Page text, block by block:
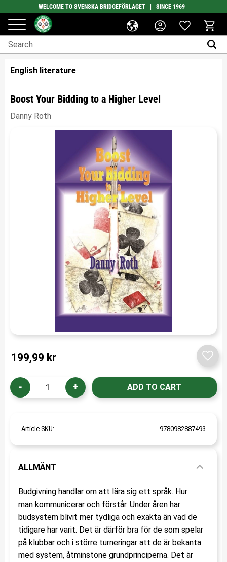
Menu
WELCOME TO SVENSKA BRIDGEFÖRLAGET | SINCE 1969
Favorites
Basket
English literature
Boost Your Bidding to a Higher Level
Danny Roth
199,99 kr
+
-
Add
Article SKU 9780982887493
ALLMÄNT
Budgivning handlar om att lära sig ett språk. Hur
man kommunicerar och förstår. Under åren har
budsystem blivit mer tydliga och exakta än vad de
tidigare har varit. Det är därför bra för de som spelar
på klubbar och i större turneringar att de är bekanta
med system, åtminstone grundprinciperna. Det är